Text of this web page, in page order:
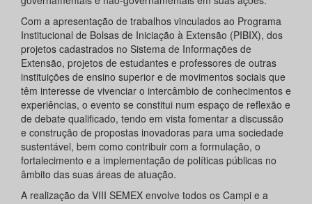
Com a apresentação de trabalhos vinculados ao Programa
Institucional de Bolsas de Iniciação à Extensão (PIBIX), dos
projetos cadastrados no Sistema de Informações de
Extensão, projetos de estudantes e professores de outras
instituições de ensino superior e de movimentos sociais que
têm interesse de vivenciar o intercâmbio de conhecimentos e
experiências, o evento se constitui num espaço de reflexão e
de debate qualificado, tendo em vista fomentar a discussão
e construção de propostas inovadoras para uma sociedade
sustentável, bem como contribuir com a formulação, o
fortalecimento e a implementação de políticas públicas no
âmbito das suas áreas de atuação.
A realização da VIII SEMEX envolve todos os Campi e a